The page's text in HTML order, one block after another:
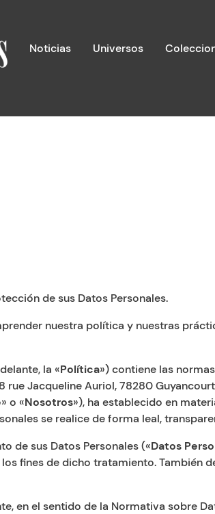
Noticias Universos
de sus Datos Personales.
nuestra política y nuestras
la «Política») contiene las
Jacqueline Auriol, 78280
» o «Nosotros»), ha establecido en
se realice de forma leal,
de sus Datos Personales («Datos
fines de dicho tratamiento. También
en el sentido de la Normativa sobre